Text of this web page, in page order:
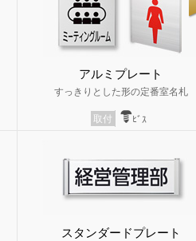
アルミプレート
すっきりとした形の定番室名札
取付 ﾋﾞｽ
スタンダードプレート